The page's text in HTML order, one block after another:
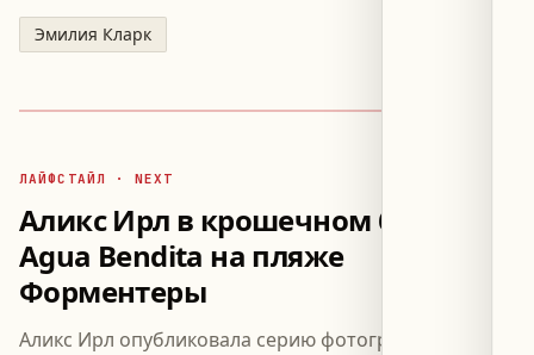
Эмилия Кларк
ЛАЙФСТАЙЛ · NEXT
Аликс Ирл в крошечном бикини
Agua Bendita на пляже
Форментеры
Аликс Ирл опубликовала серию фотографий в